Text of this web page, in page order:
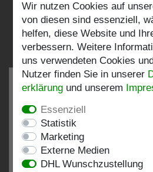
Folgen Sie uns:
bei: shopvote.de,
Wir nutzen Cookies auf
von diesen sind essenziell,
helfen, diese Website und
verbessern. Weitere
uns verwendeten Cookies
Nutzer finden Sie in unserer
erklärung und unserem
Essenziell
Statistik
Marketing
Externe Medien
DHL Wunschzustellung